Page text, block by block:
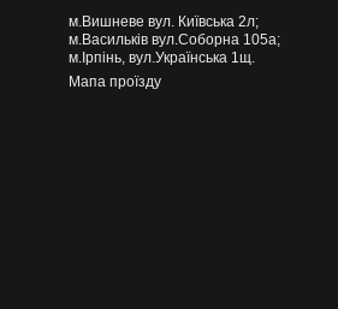
м.Вишневе вул. Київська 2л;
м.Васильків вул.Соборна 105а;
м.Ірпінь, вул.Українська 1щ.
Мапа проїзду